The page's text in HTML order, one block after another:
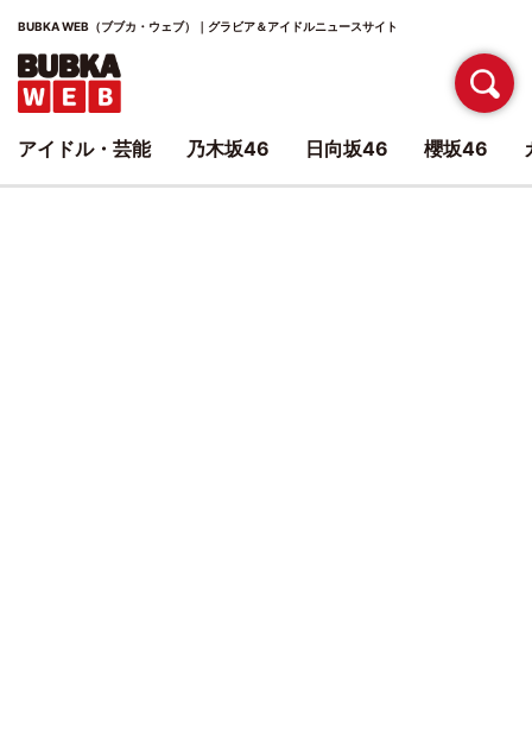
BUBKA WEB（ブブカ・ウェブ）｜グラビア＆アイドルニュースサイト
アイドル・芸能 乃木坂46 日向坂46 櫻坂46